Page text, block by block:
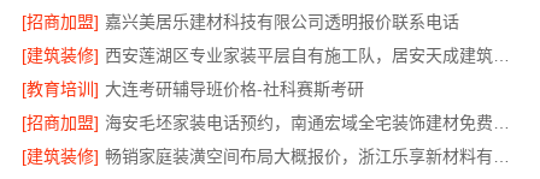
[招商加盟] 嘉兴美居乐建材科技有限公司透明报价联系电话
[建筑装修]
西安莲湖区专业家装平层自有施工队，居安天成建筑工程有限责任公司
[教育培训] 大连考研辅导班价格-社科赛斯考研
[招商加盟]
[建筑装修]